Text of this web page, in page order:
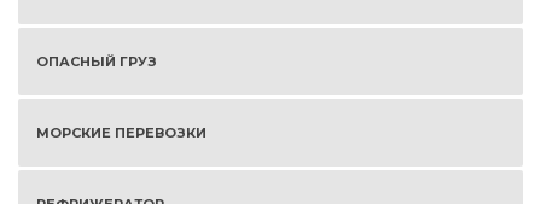
ОПАСНЫЙ ГРУЗ
МОРСКИЕ ПЕРЕВОЗКИ